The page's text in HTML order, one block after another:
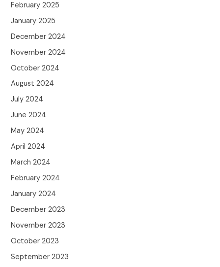
February 2025
January 2025
December 2024
November 2024
October 2024
August 2024
July 2024
June 2024
May 2024
April 2024
March 2024
February 2024
January 2024
December 2023
November 2023
October 2023
September 2023